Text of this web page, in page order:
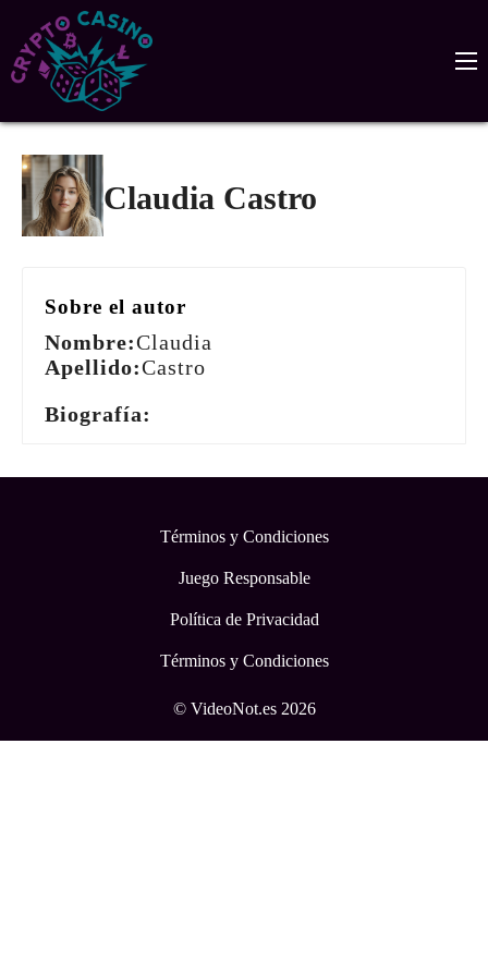
Claudia Castro
Sobre el autor
Nombre:Claudia
Apellido:Castro
Biografía:
Términos y Condiciones
Juego Responsable
Política de Privacidad
Términos y Condiciones
© VideoNot.es 2026